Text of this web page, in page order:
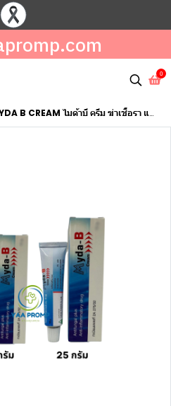
0
B CREAM ไมด้าบี ครีม ฆ่าเชื้อรา แก้คัน มี 3 ขนาด